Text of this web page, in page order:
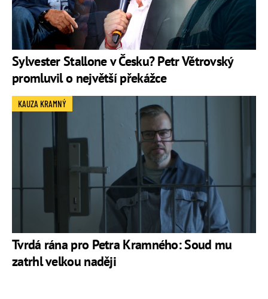
Sylvester Stallone v Česku? Petr Větrovský
promluvil o největší překážce
Tvrdá rána pro Petra Kramného: Soud mu
zatrhl velkou naději
KAUZA KRAMNÝ